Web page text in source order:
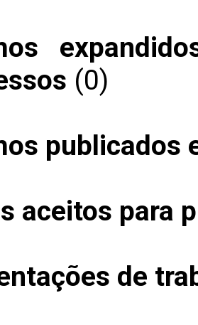
(0)
publicados
aceitos para
de